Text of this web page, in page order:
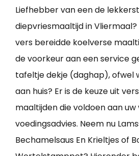
Liefhebber van een de
diepvriesmaaltijd in
vers bereidde koelverse
de voorkeur aan een service
tafeltje dekje (daghap), ofwel
aan huis? Er is de keuze uit
maaltijden die voldoen aan
voedingsadvies. Neem nu
Bechamelsaus En Krieltjes of